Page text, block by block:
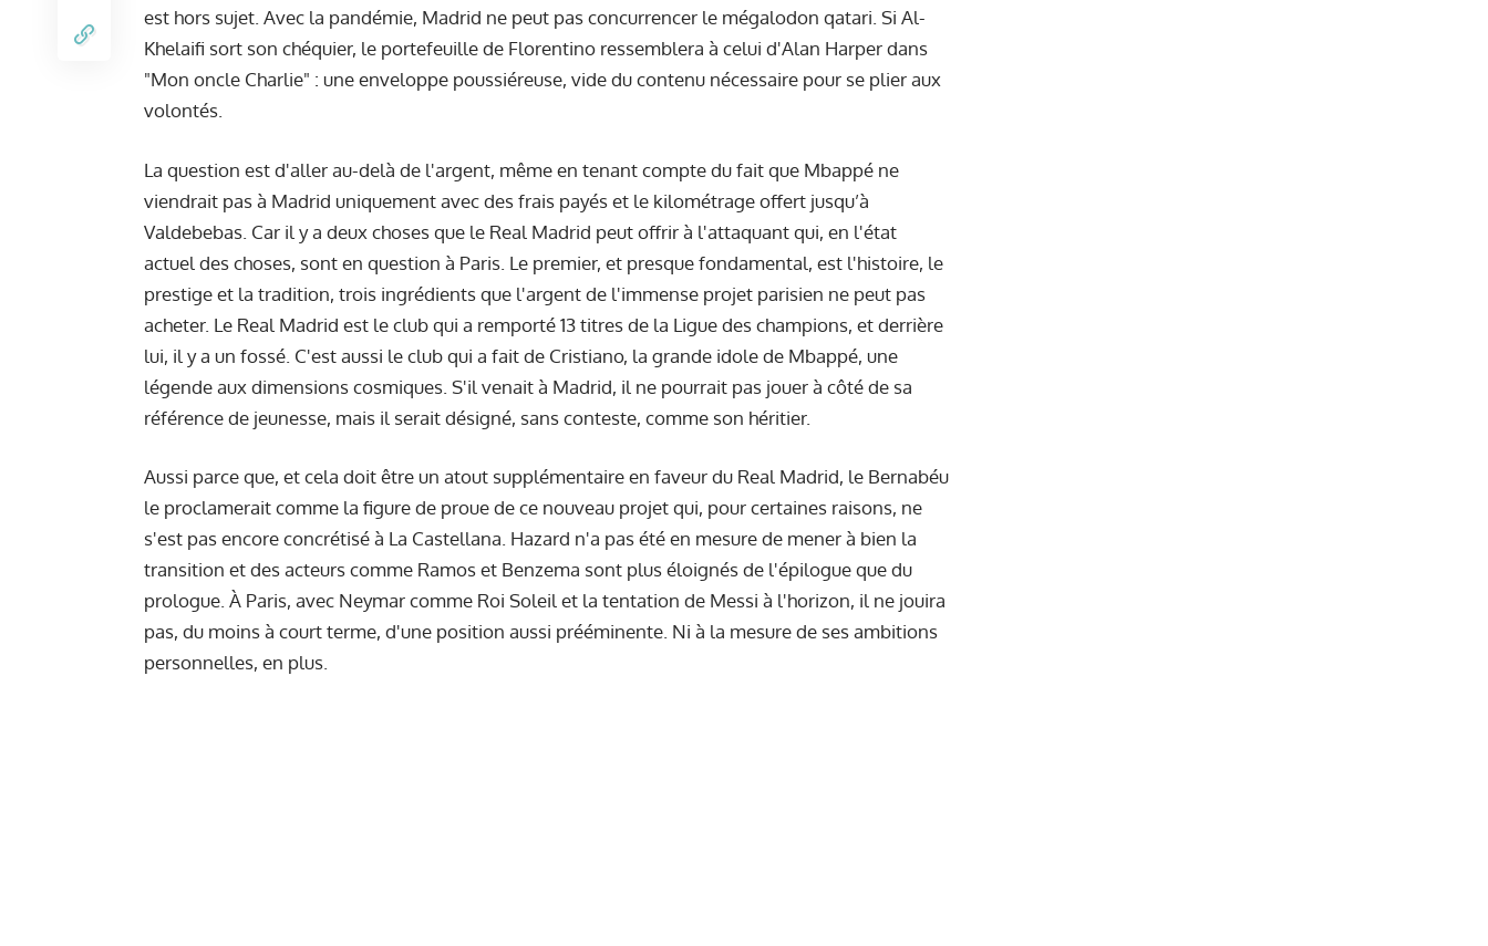
est hors sujet. Avec la pandémie, Madrid ne peut pas concurrencer le mégalodon qatari. Si Al-
Khelaifi sort son chéquier, le portefeuille de Florentino ressemblera à celui d'Alan Harper dans
"Mon oncle Charlie" : une enveloppe poussiéreuse, vide du contenu nécessaire pour se plier aux
volontés.
La question est d'aller au-delà de l'argent, même en tenant compte du fait que Mbappé ne
viendrait pas à Madrid uniquement avec des frais payés et le kilométrage offert jusqu’à
Valdebebas. Car il y a deux choses que le Real Madrid peut offrir à l'attaquant qui, en l'état
actuel des choses, sont en question à Paris. Le premier, et presque fondamental, est l'histoire, le
prestige et la tradition, trois ingrédients que l'argent de l'immense projet parisien ne peut pas
acheter. Le Real Madrid est le club qui a remporté 13 titres de la Ligue des champions, et derrière
lui, il y a un fossé. C'est aussi le club qui a fait de Cristiano, la grande idole de Mbappé, une
légende aux dimensions cosmiques. S'il venait à Madrid, il ne pourrait pas jouer à côté de sa
référence de jeunesse, mais il serait désigné, sans conteste, comme son héritier.
Aussi parce que, et cela doit être un atout supplémentaire en faveur du Real Madrid, le Bernabéu
le proclamerait comme la figure de proue de ce nouveau projet qui, pour certaines raisons, ne
s'est pas encore concrétisé à La Castellana. Hazard n'a pas été en mesure de mener à bien la
transition et des acteurs comme Ramos et Benzema sont plus éloignés de l'épilogue que du
prologue. À Paris, avec Neymar comme Roi Soleil et la tentation de Messi à l'horizon, il ne jouira
pas, du moins à court terme, d'une position aussi prééminente. Ni à la mesure de ses ambitions
personnelles, en plus.